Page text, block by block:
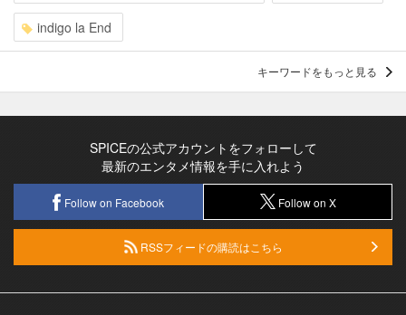
indigo la End
キーワードをもっと見る
SPICEの公式アカウントをフォローして
最新のエンタメ情報を手に入れよう
Follow on Facebook Follow on X
RSSフィードの購読はこちら